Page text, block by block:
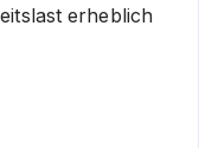
erheblich